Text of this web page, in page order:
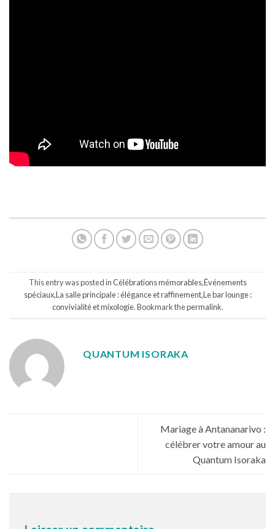
This entry was posted inCélébrations mémorables,Événements
spéciaux,La salle principale : élégance et raffinement,Le bar lounge :
convivialité et mixologie. Bookmark thepermalink.
QUANTUM ISORAKA
Mariage à Antananarivo :
célébrer votre amour au
Quantum Isoraka